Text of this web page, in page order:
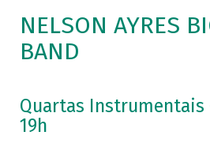
NELSON AYRES
BAND
Quartas Instrumentais
19h